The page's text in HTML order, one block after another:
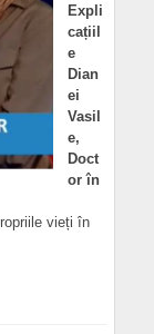
Expli
cațiil
e
Dian
ei
Vasil
e,
Doct
or în
vieți în